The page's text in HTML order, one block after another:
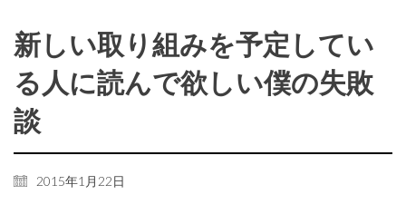
新しい取り組みを予定してい
る人に読んで欲しい僕の失敗
談
2015年1月22日